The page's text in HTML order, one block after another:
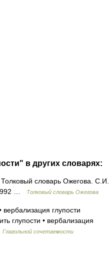
в других словарях:
словарь Ожегова. С.И.
…
Толковый словарь Ожегова
вербализация глупости
глупости • вербализация
Глагольной сочетаемости